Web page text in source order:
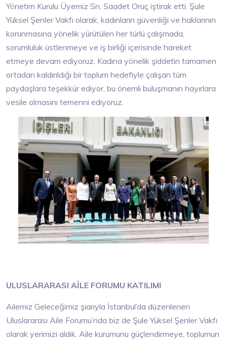
Yönetim Kurulu Üyemiz Sn. Saadet Oruç iştirak etti. Şule
Yüksel Şenler Vakfı olarak, kadınların güvenliği ve haklarının
korunmasına yönelik yürütülen her türlü çalışmada,
sorumluluk üstlenmeye ve iş birliği içerisinde hareket
etmeye devam ediyoruz. Kadına yönelik şiddetin tamamen
ortadan kaldırıldığı bir toplum hedefiyle çalışan tüm
paydaşlara teşekkür ediyor, bu önemli buluşmanın hayırlara
vesile olmasını temenni ediyoruz.
ULUSLARARASI AİLE FORUMU KATILIMI
Ailemiz Geleceğimiz şiarıyla İstanbul’da düzenlenen
Uluslararası Aile Forumu’nda biz de Şule Yüksel Şenler Vakfı
olarak yerimizi aldık. Aile kurumunu güçlendirmeye, toplumun